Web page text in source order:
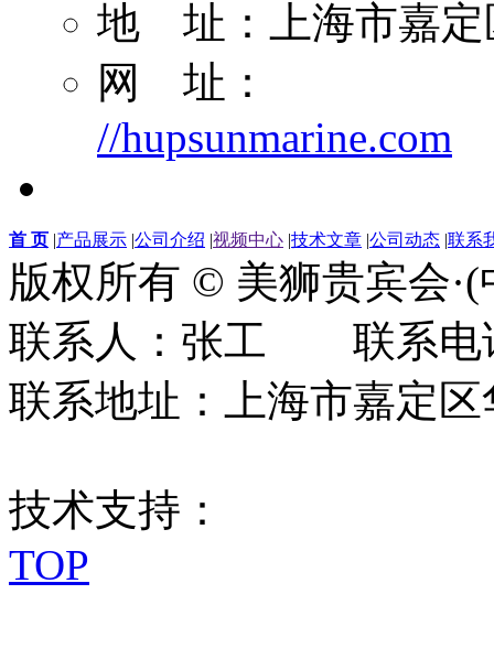
地 址：上海市嘉定
网 址：
//hupsunmarine.com
首 页 |产品展示 |公司介绍 |视频中心 |技术文章 |公司动态 |联系
版权所有 © 美狮贵宾会
联系人：张工 联系电
联系地址：上海市嘉定
技术支持：
TOP